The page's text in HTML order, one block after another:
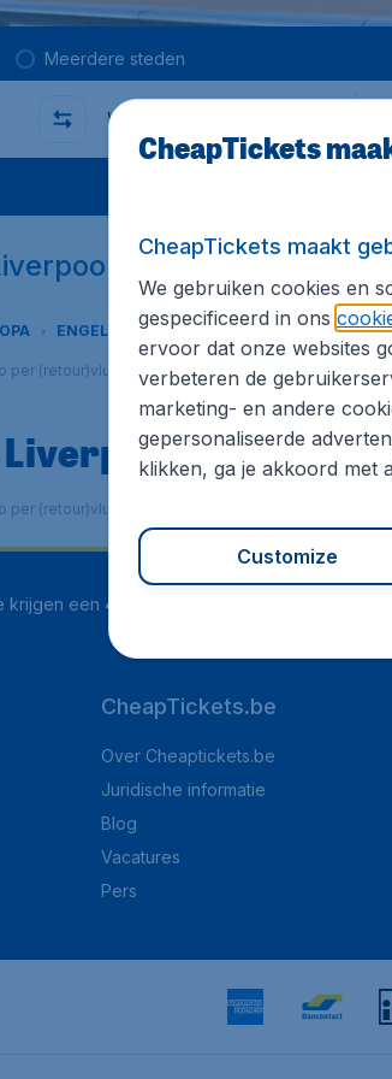
Meerdere steden
Waarheen
ENGELAND LIVERPOOL
per (retour)vlucht incl. vooraf betaalbare
per (retour)vlucht incl. vooraf betaalbare
krijgen een 4.1 uit 5
CheapTickets.be
Over Cheaptickets.be
Juridische informatie
Blog
Vacatures
Pers
CheapTickets
CheapTickets maakt
We gebruiken cookies en
gespecificeerd in ons
ervoor dat onze websites
verbeteren de
marketing- en andere
gepersonaliseerde
klikken, ga je akkoord met
Customize